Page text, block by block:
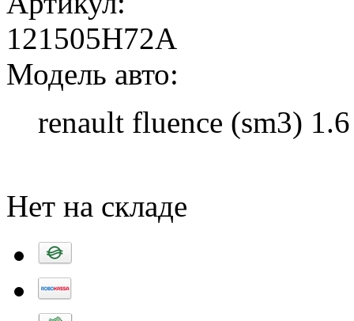
121505H72A
Модель авто:
renault fluence (sm3) 1.6
Нет на складе